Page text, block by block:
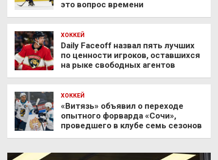
это вопрос времени
ХОККЕЙ
Daily Faceoff назвал пять лучших
по ценности игроков, оставшихся
на рыке свободных агентов
ХОККЕЙ
«Витязь» объявил о переходе
опытного форварда «Сочи»,
проведшего в клубе семь сезонов